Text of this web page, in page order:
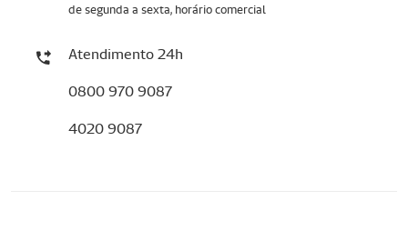
de segunda a sexta, horário comercial
Atendimento 24h
0800 970 9087
4020 9087